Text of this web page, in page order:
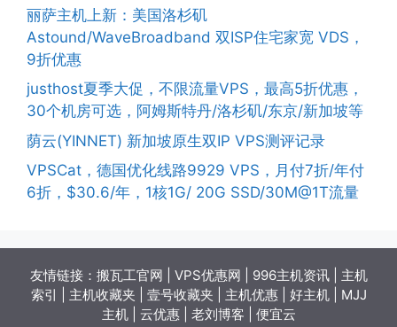
丽萨主机上新：美国洛杉矶
Astound/WaveBroadband 双ISP住宅家宽 VDS，
9折优惠
justhost夏季大促，不限流量VPS，最高5折优惠，
30个机房可选，阿姆斯特丹/洛杉矶/东京/新加坡等
荫云(YINNET) 新加坡原生双IP VPS测评记录
VPSCat，德国优化线路9929 VPS，月付7折/年付
6折，$30.6/年，1核1G/ 20G SSD/30M@1T流量
友情链接： 搬瓦工官网 VPS优惠网 996主机资讯| 主机
索引
主机收藏夹 壹号收藏夹 主机优惠| 好主机| MJJ
主机| 云优惠| 老刘博客 便宜云